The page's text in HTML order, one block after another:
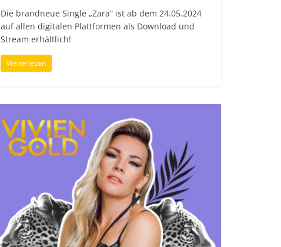
Die brandneue Single „Zara“ ist ab dem 24.05.2024
auf allen digitalen Plattformen als Download und
Stream erhältlich!
Weiterlesen